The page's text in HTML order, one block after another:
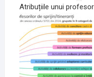
Atribuțiile unui